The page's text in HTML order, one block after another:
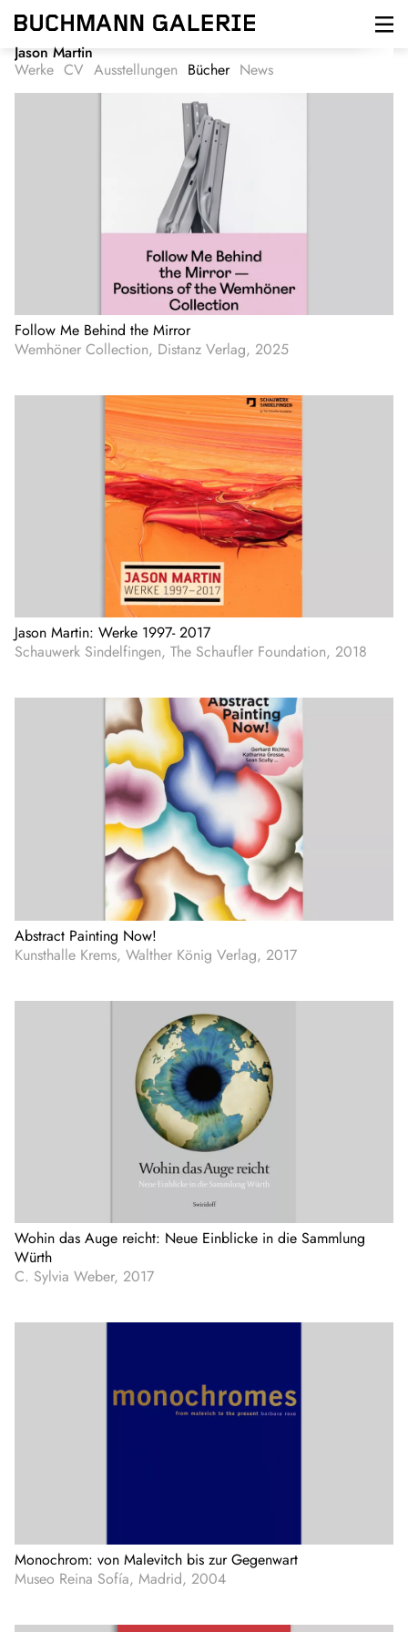
Direkt
zum
Inhalt
Jason Martin
Werke CV Ausstellungen Bücher News
Follow Me Behind the Mirror
Wemhöner Collection, Distanz Verlag, 2025
Jason Martin: Werke 1997- 2017
Schauwerk Sindelfingen, The Schaufler Foundation, 2018
Abstract Painting Now!
Kunsthalle Krems, Walther König Verlag, 2017
Wohin das Auge reicht: Neue Einblicke in die Sammlung
Würth
C. Sylvia Weber, 2017
Monochrom: von Malevitch bis zur Gegenwart
Museo Reina Sofía, Madrid, 2004